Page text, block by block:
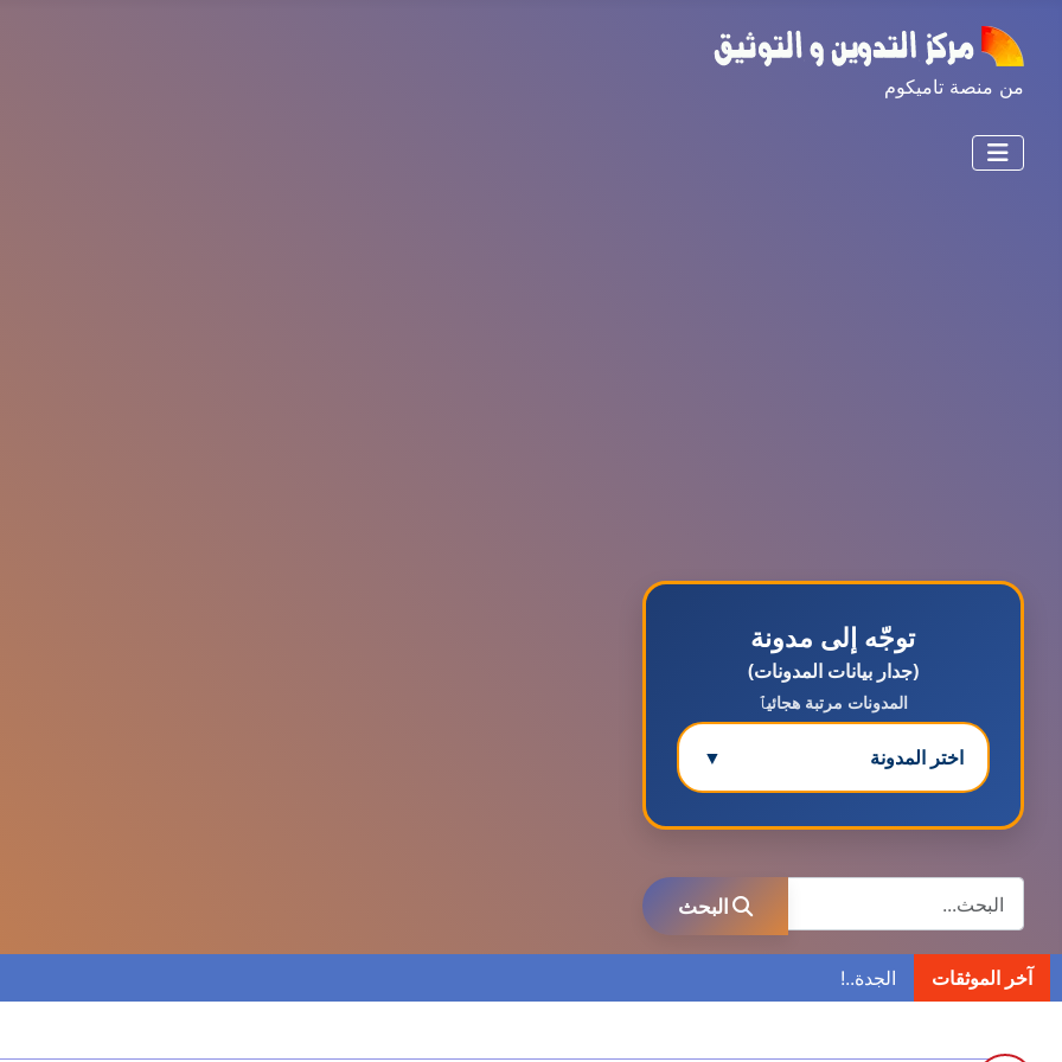
من منصة تاميكوم
توجّه إلى مدونة
(جدار بيانات المدونات)
المدونات مرتبة هجائيٱ
اختر المدونة ▼
مدونة ابراهيم البراعم عاملة
مدونة احلام السيد
عاملة
البحث
البحث
آخر الموثقات